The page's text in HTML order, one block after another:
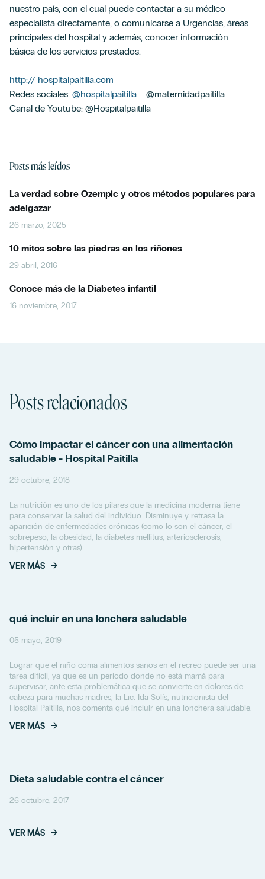
nuestro país, con el cual puede contactar a su médico
especialista directamente, o comunicarse a Urgencias, áreas
principales del hospital y además, conocer información
básica de los servicios prestados.
http:// hospitalpaitilla.com
Redes sociales: @hospitalpaitilla @maternidadpaitilla
Canal de Youtube: @Hospitalpaitilla
Posts más leídos
La verdad sobre Ozempic y otros métodos populares para
adelgazar
26 marzo, 2025
10 mitos sobre las piedras en los riñones
29 abril, 2016
Conoce más de la Diabetes infantil
16 noviembre, 2017
Posts relacionados
Cómo impactar el cáncer con una alimentación
saludable - Hospital Paitilla
29 octubre, 2018
La nutrición es uno de los pilares que la medicina moderna tiene
para conservar la salud del individuo. Disminuye y retrasa la
aparición de enfermedades crónicas (como lo son el cáncer, el
sobrepeso, la obesidad, la diabetes mellitus, arteriosclerosis,
hipertensión y otras).
VER MÁS
qué incluir en una lonchera saludable
05 mayo, 2019
Lograr que el niño coma alimentos sanos en el recreo puede ser una
tarea difícil, ya que es un período donde no está mamá para
supervisar, ante esta problemática que se convierte en dolores de
cabeza para muchas madres, la Lic. Ida Solís, nutricionista del
Hospital Paitilla, nos comenta qué incluir en una lonchera saludable.
VER MÁS
Dieta saludable contra el cáncer
26 octubre, 2017
VER MÁS